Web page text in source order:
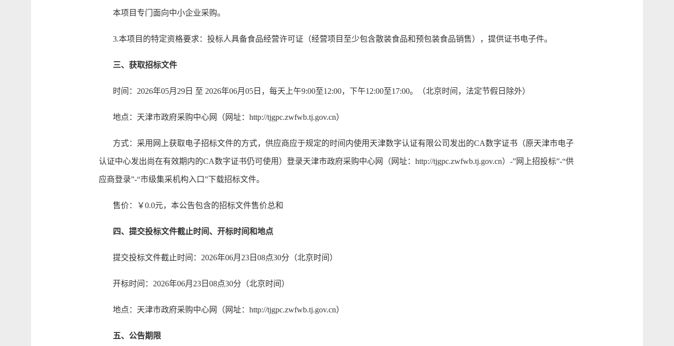
本项目专门面向中小企业采购。
3.本项目的特定资格要求：投标人具备食品经营许可证（经营项目至少包含散装食品和预包装食品销售），提供证书电子件。
三、获取招标文件
时间：2026年05月29日 至 2026年06月05日，每天上午9:00至12:00，下午12:00至17:00。（北京时间，法定节假日除外）
地点：天津市政府采购中心网（网址：http://tjgpc.zwfwb.tj.gov.cn）
方式：采用网上获取电子招标文件的方式，供应商应于规定的时间内使用天津数字认证有限公司发出的CA数字证书（原天津市电子
认证中心发出尚在有效期内的CA数字证书仍可使用）登录天津市政府采购中心网（网址：http://tjgpc.zwfwb.tj.gov.cn）-”网上招投标”-“供
应商登录”-“市级集采机构入口”下载招标文件。
售价：￥0.0元，本公告包含的招标文件售价总和
四、提交投标文件截止时间、开标时间和地点
提交投标文件截止时间：2026年06月23日08点30分（北京时间）
开标时间：2026年06月23日08点30分（北京时间）
地点：天津市政府采购中心网（网址：http://tjgpc.zwfwb.tj.gov.cn）
五、公告期限